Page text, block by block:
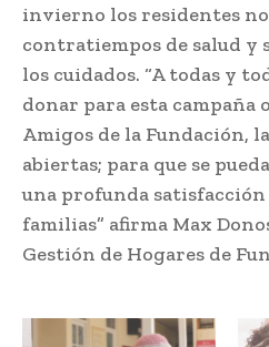
invierno los residentes
contratiempos de salud y
los cuidados. “A todas y
donar para esta campaña
Amigos de la Fundación,
abiertas; para que se
una profunda satisfacción
familias” afirma Max
Gestión de Hogares de